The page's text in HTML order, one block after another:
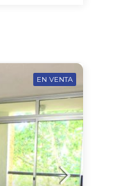
EN VENTA